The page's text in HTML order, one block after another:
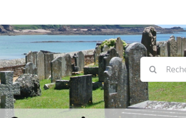
Rechercher: